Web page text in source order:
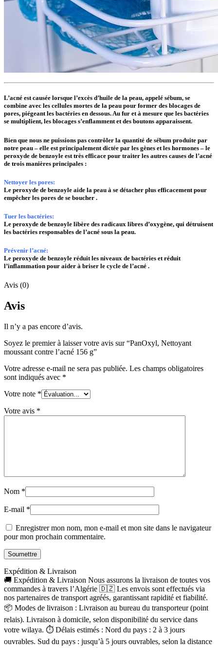
L’acné est causée lorsque l’excès d’huile de la peau, appelé sébum, se
combine avec les cellules mortes de la peau pour former des blocages de
pores, piégeant les bactéries en dessous. Au fur et à mesure que les bactéries
se multiplient, les blocages s’enflamment et des boutons apparaissent.
Bien que nous ne puissions pas contrôler la quantité de sébum produite par
notre peau – elle est principalement dictée par les gènes et les hormones – le
peroxyde de benzoyle est très efficace pour traiter les autres causes de l’acné
de trois manières principales :
Nettoyer les pores:
Le peroxyde de benzoyle aide la peau à se détacher plus efficacement pour
empêcher les pores de se boucher .
Tuer les bactéries:
Le peroxyde de benzoyle libère des radicaux libres d’oxygène, qui détruisent
les bactéries responsables de l’acné sous la peau.
Prévenir l’acné:
Le peroxyde de benzoyle réduit les niveaux de bactéries et réduit
l’inflammation pour aider à briser le cycle de l’acné .
Avis (0)
Avis
Il n’y a pas encore d’avis.
Soyez le premier à laisser votre avis sur “PanOxyl, Nettoyant
moussant contre l’acné 156 g”
Votre adresse e-mail ne sera pas publiée. Les champs obligatoires
sont indiqués avec *
Votre note *
Votre avis *
Nom *
E-mail *
Enregistrer mon nom, mon e-mail et mon site dans le navigateur
pour mon prochain commentaire.
Expédition & Livraison
🚚 Expédition & Livraison Nous assurons la livraison de toutes vos
commandes à travers l’Algérie 🇩🇿 Les envois sont effectués via
nos partenaires de transport agréés, garantissant rapidité et fiabilité.
📦 Modes de livraison : Livraison au bureau du transporteur (point
relais). Livraison à domicile, selon disponibilité du service dans
votre wilaya. ⏱ Délais estimés : Nord du pays : 2 à 3 jours
ouvrables. Sud du pays : jusqu’à 5 jours ouvrables, selon la distance